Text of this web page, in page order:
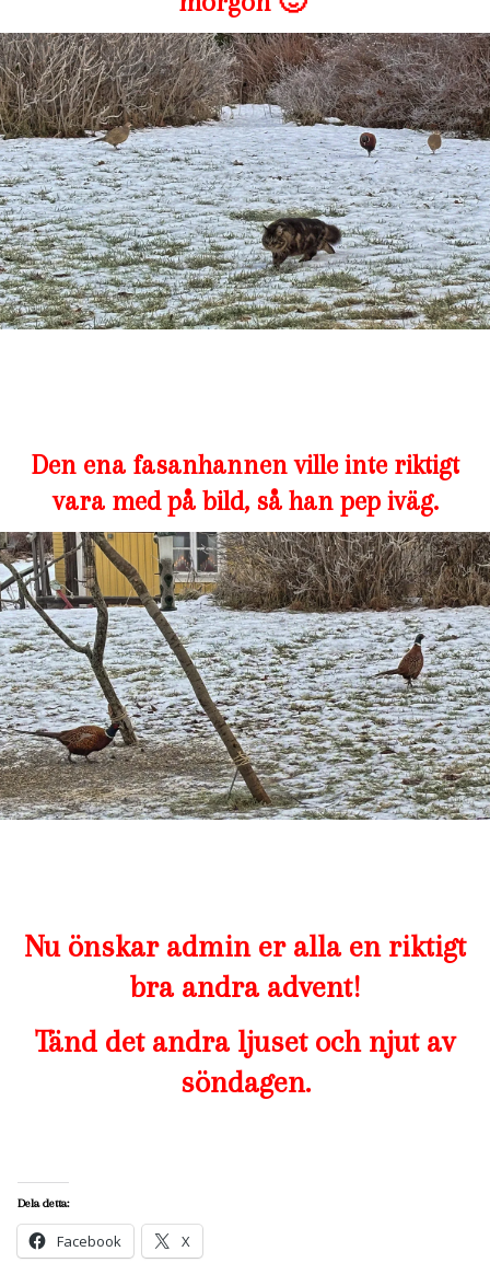
Den ena fasanhannen ville inte riktigt
vara med på bild, så han pep iväg.
Nu önskar admin er alla en riktigt
bra andra advent!
Tänd det andra ljuset och njut av
söndagen.
Dela detta:
Facebook X